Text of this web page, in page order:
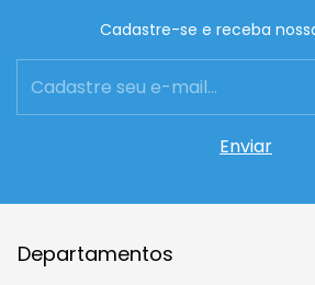
Cadastre-se e receba
Departamentos